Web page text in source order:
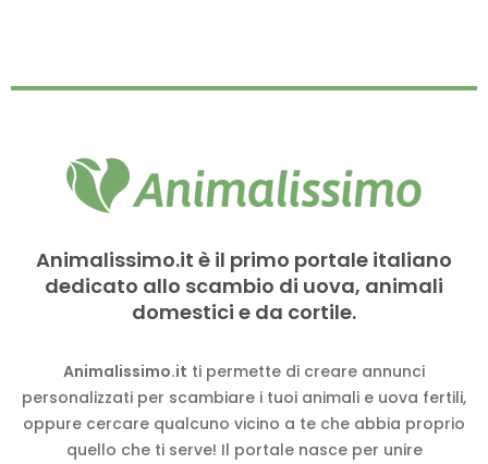
Animalissimo.it è il primo portale italiano
dedicato allo scambio di uova, animali
domestici e da cortile.
Animalissimo.it ti permette di creare annunci
personalizzati per scambiare i tuoi animali e uova fertili,
oppure cercare qualcuno vicino a te che abbia proprio
quello che ti serve! Il portale nasce per unire